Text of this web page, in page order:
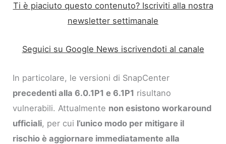
Ti è piaciuto questo contenuto? Iscriviti alla nostra
newsletter settimanale
Seguici su Google News iscrivendoti al canale
In particolare, le versioni di SnapCenter
precedenti alla 6.0.1P1 e 6.1P1 risultano
vulnerabili. Attualmente non esistono workaround
ufficiali, per cui l’unico modo per mitigare il
rischio è aggiornare immediatamente alla